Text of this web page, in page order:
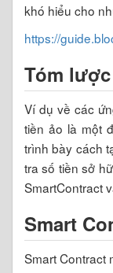
khó hiểu cho
https://
Tóm
Ví dụ về các
tiền ảo là một
trình bày cách
tra số tiền sở
SmartContract
Smart
Smart Contract